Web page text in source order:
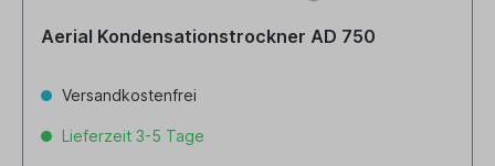
Aerial Kondensationstrockner AD 750
Versandkostenfrei
Lieferzeit 3-5 Tage